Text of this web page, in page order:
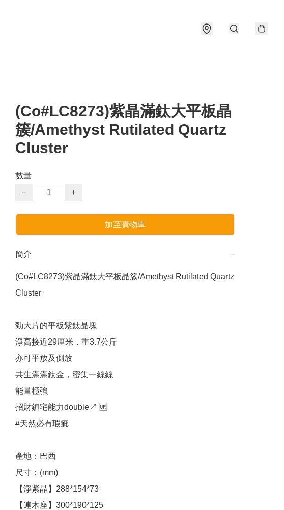
(Co#LC8273)紫晶滿鈦大平板晶
簇/Amethyst Rutilated Quartz
Cluster
數量
−
+
加至購物車
簡介 −
(Co#LC8273)紫晶滿鈦大平板晶簇/Amethyst Rutilated Quartz
Cluster
勁大片的平板紫鈦晶塊
淨高接近29厘米，重3.7公斤
亦可平放及側放
共生滿滿鈦金，密集一絲絲
能量極強
招財鎮宅能力double↗️ 🆙️
#天然必有瑕疵
產地：巴西
尺寸：(mm)
【淨紫晶】288*154*73
【連木座】300*190*125